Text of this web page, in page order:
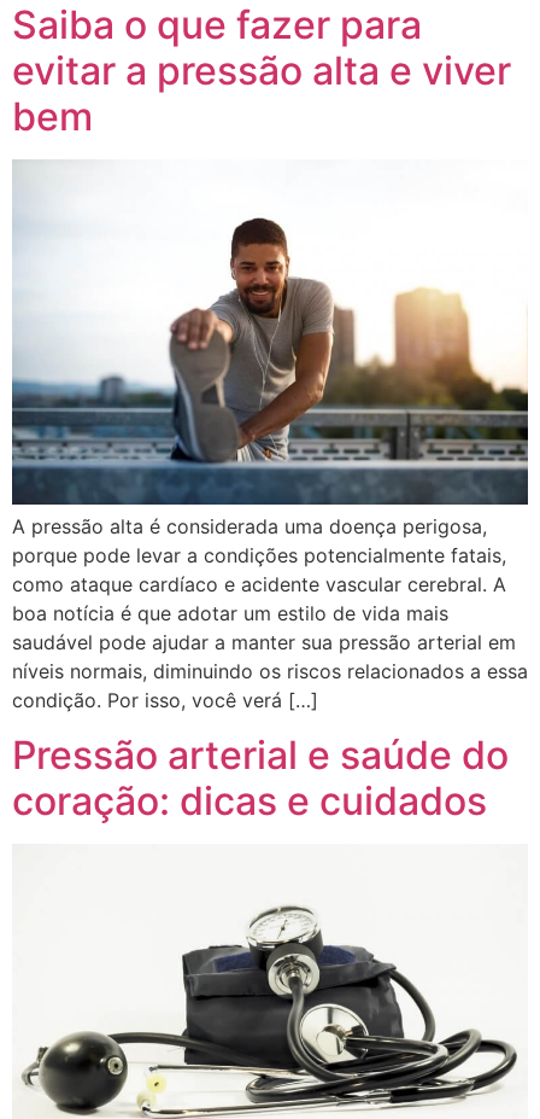
Saiba o que fazer para
evitar a pressão alta e viver
bem
A pressão alta é considerada uma doença perigosa,
porque pode levar a condições potencialmente fatais,
como ataque cardíaco e acidente vascular cerebral. A
boa notícia é que adotar um estilo de vida mais
saudável pode ajudar a manter sua pressão arterial em
níveis normais, diminuindo os riscos relacionados a essa
condição. Por isso, você verá […]
Pressão arterial e saúde do
coração: dicas e cuidados